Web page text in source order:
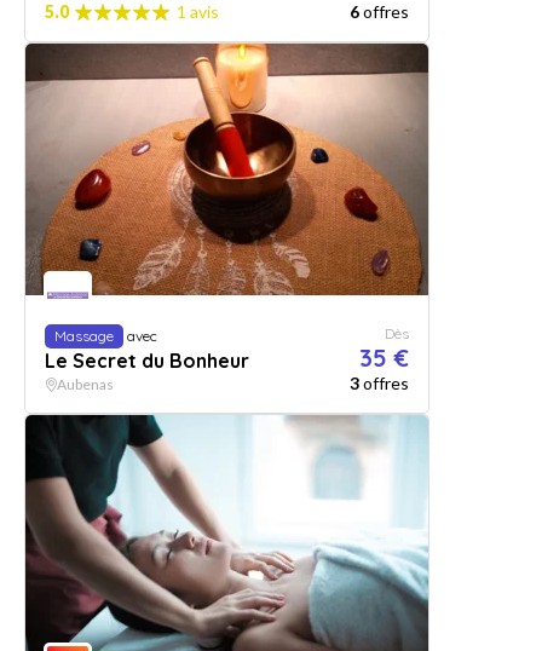
5.0 1 avis 6offres
Massage avec
Le Secret du Bonheur
Dès
35 €
Aubenas 3offres